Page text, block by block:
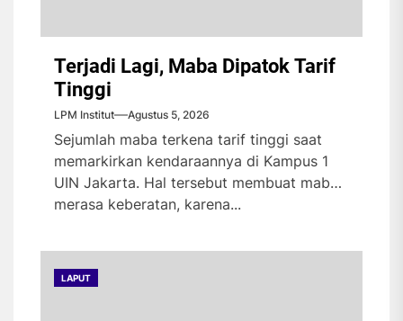
Terjadi Lagi, Maba Dipatok Tarif
Tinggi
LPM Institut Agustus 5, 2026
Sejumlah maba terkena tarif tinggi saat
memarkirkan kendaraannya di Kampus 1
UIN Jakarta. Hal tersebut membuat maba
merasa keberatan, karena...
LAPUT